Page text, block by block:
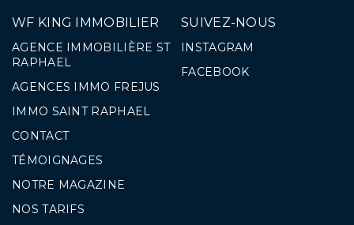
WF KING IMMOBILIER
AGENCE IMMOBILIÈRE ST
RAPHAEL
AGENCES IMMO FREJUS
IMMO SAINT RAPHAEL
CONTACT
TÉMOIGNAGES
NOTRE MAGAZINE
NOS TARIFS
SUIVEZ-NOUS
INSTAGRAM
FACEBOOK